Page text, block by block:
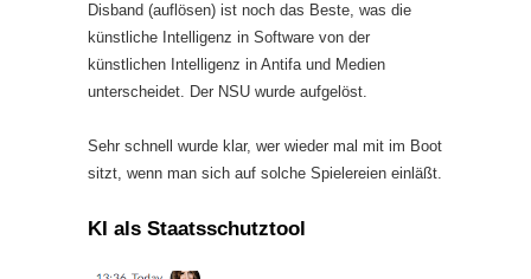
Disband (auflösen) ist noch das Beste, was die
künstliche Intelligenz in Software von der
künstlichen Intelligenz in Antifa und Medien
unterscheidet. Der NSU wurde aufgelöst.
Sehr schnell wurde klar, wer wieder mal mit im Boot
sitzt, wenn man sich auf solche Spielereien einläßt.
KI als Staatsschutztool